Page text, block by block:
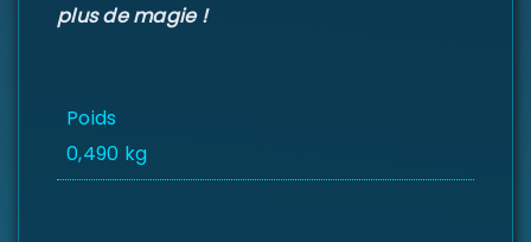
plus de magie !
Poids
0,490 kg